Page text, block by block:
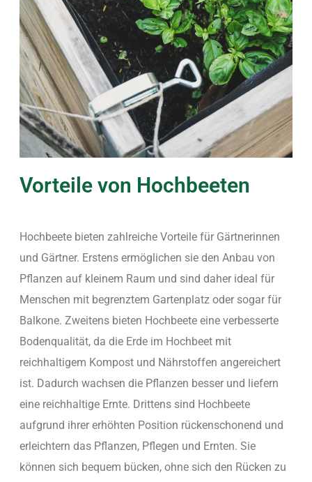
Vorteile von Hochbeeten
Hochbeete bieten zahlreiche Vorteile für Gärtnerinnen
und Gärtner. Erstens ermöglichen sie den Anbau von
Pflanzen auf kleinem Raum und sind daher ideal für
Menschen mit begrenztem Gartenplatz oder sogar für
Balkone. Zweitens bieten Hochbeete eine verbesserte
Bodenqualität, da die Erde im Hochbeet mit
reichhaltigem Kompost und Nährstoffen angereichert
ist. Dadurch wachsen die Pflanzen besser und liefern
eine reichhaltige Ernte. Drittens sind Hochbeete
aufgrund ihrer erhöhten Position rückenschonend und
erleichtern das Pflanzen, Pflegen und Ernten. Sie
können sich bequem bücken, ohne sich den Rücken zu